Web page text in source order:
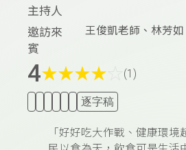
主持人
邀訪來
賓
王俊凱老師、林芳
4★★★★ (1)
逐字稿
「好好吃大作戰、健康環境